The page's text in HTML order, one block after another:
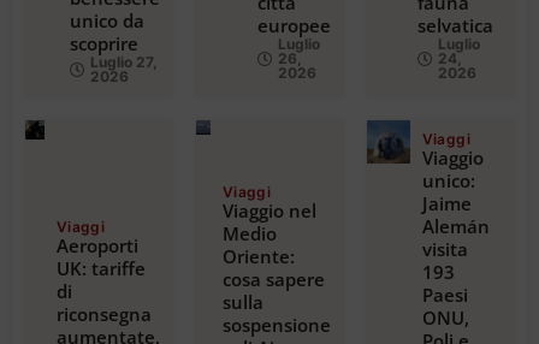
unico da
scoprire
Luglio 27,
2026
europee
Luglio
26,
2026
selvatica
Luglio
24,
2026
Viaggi
Aeroporti
UK: tariffe
di
riconsegna
aumentate,
Viaggi
Viaggio nel
Medio
Oriente:
cosa sapere
sulla
sospensione
Viaggi
Viaggio
unico:
Jaime
Alemán
visita
193
Paesi
ONU,